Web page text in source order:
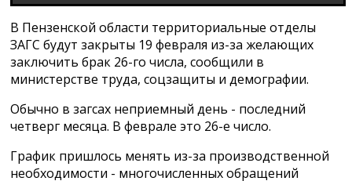
В Пензенской области территориальные отделы
ЗАГС будут закрыты 19 февраля из-за желающих
заключить брак 26-го числа, сообщили в
министерстве труда, соцзащиты и демографии.
Обычно в загсах неприемный день - последний
четверг месяца. В феврале это 26-е число.
График пришлось менять из-за производственной
необходимости - многочисленных обращений